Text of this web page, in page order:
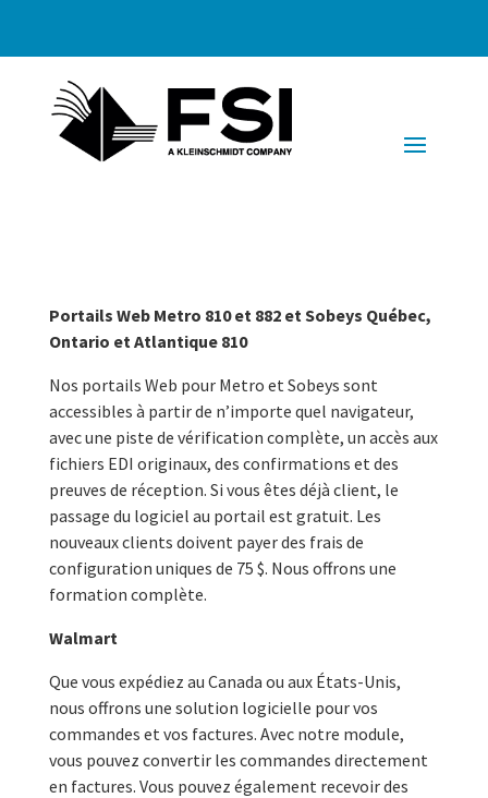
Portails Web Metro 810 et 882 et Sobeys Québec,
Ontario et Atlantique 810
Nos portails Web pour Metro et Sobeys sont
accessibles à partir de n’importe quel navigateur,
avec une piste de vérification complète, un accès aux
fichiers EDI originaux, des confirmations et des
preuves de réception. Si vous êtes déjà client, le
passage du logiciel au portail est gratuit. Les
nouveaux clients doivent payer des frais de
configuration uniques de 75 $. Nous offrons une
formation complète.
Walmart
Que vous expédiez au Canada ou aux États-Unis,
nous offrons une solution logicielle pour vos
commandes et vos factures. Avec notre module,
vous pouvez convertir les commandes directement
en factures. Vous pouvez également recevoir des